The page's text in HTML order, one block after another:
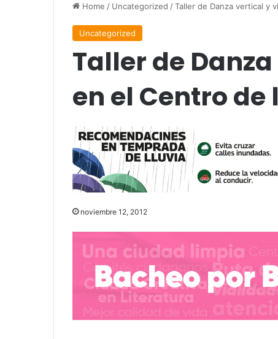
Home / Uncategorized /Taller de Danza vertical y
Uncategorized
Taller de
en el Centro de
noviembre 12, 2012